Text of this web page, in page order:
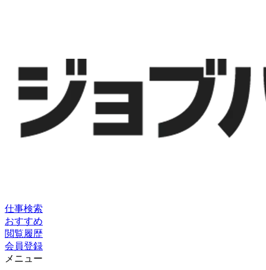
仕事検索
おすすめ
閲覧履歴
会員登録
メニュー